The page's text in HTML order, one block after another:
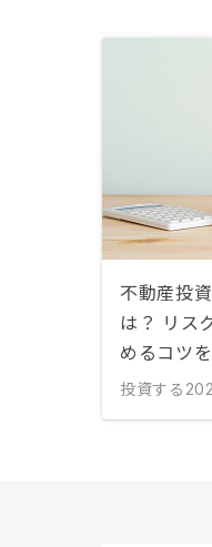
不動産投
は？ リス
めるコツ
投資する